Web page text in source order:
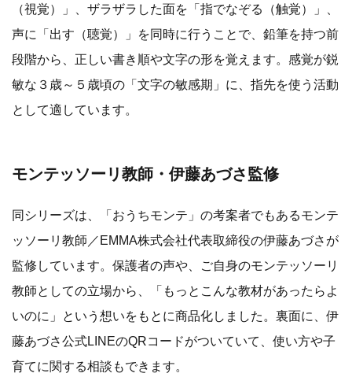
（視覚）」、ザラザラした面を「指でなぞる（触覚）」、
声に「出す（聴覚）」を同時に行うことで、鉛筆を持つ前
段階から、正しい書き順や文字の形を覚えます。感覚が鋭
敏な３歳～５歳頃の「文字の敏感期」に、指先を使う活動
として適しています。
モンテッソーリ教師・伊藤あづさ監修
同シリーズは、「おうちモンテ」の考案者でもあるモンテ
ッソーリ教師／EMMA株式会社代表取締役の伊藤あづさが
監修しています。保護者の声や、ご自身のモンテッソーリ
教師としての立場から、「もっとこんな教材があったらよ
いのに」という想いをもとに商品化しました。裏面に、伊
藤あづさ公式LINEのQRコードがついていて、使い方や子
育てに関する相談もできます。